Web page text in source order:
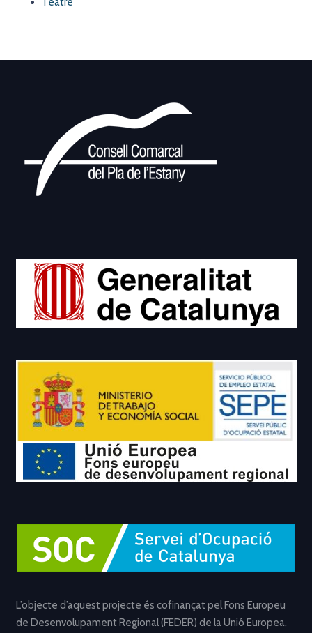
L’objecte d’aquest projecte és cofinançat pel Fons Europeu
de Desenvolupament Regional (FEDER) de la Unió Europea,